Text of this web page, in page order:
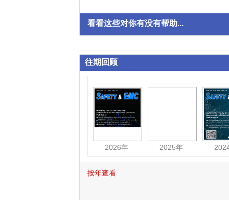
看看这些对你有没有帮助...
往期回顾
2026年 2025年
按年查看